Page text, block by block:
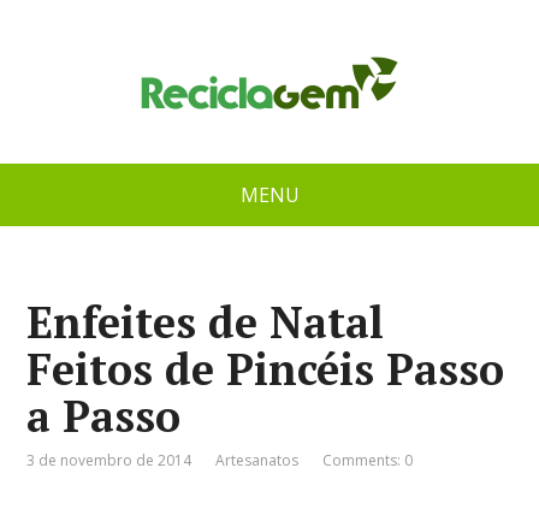
MENU
Enfeites de Natal
Feitos de Pincéis Passo
a Passo
3 de novembro de 2014 Artesanatos Comments: 0